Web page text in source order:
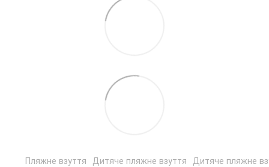
Пляжне взуття Дитяче пляжне взуття Дитяче пляжне